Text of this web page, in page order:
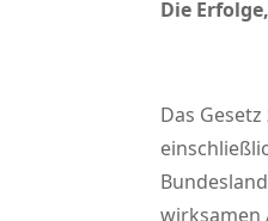
Die
Das
wirksamen